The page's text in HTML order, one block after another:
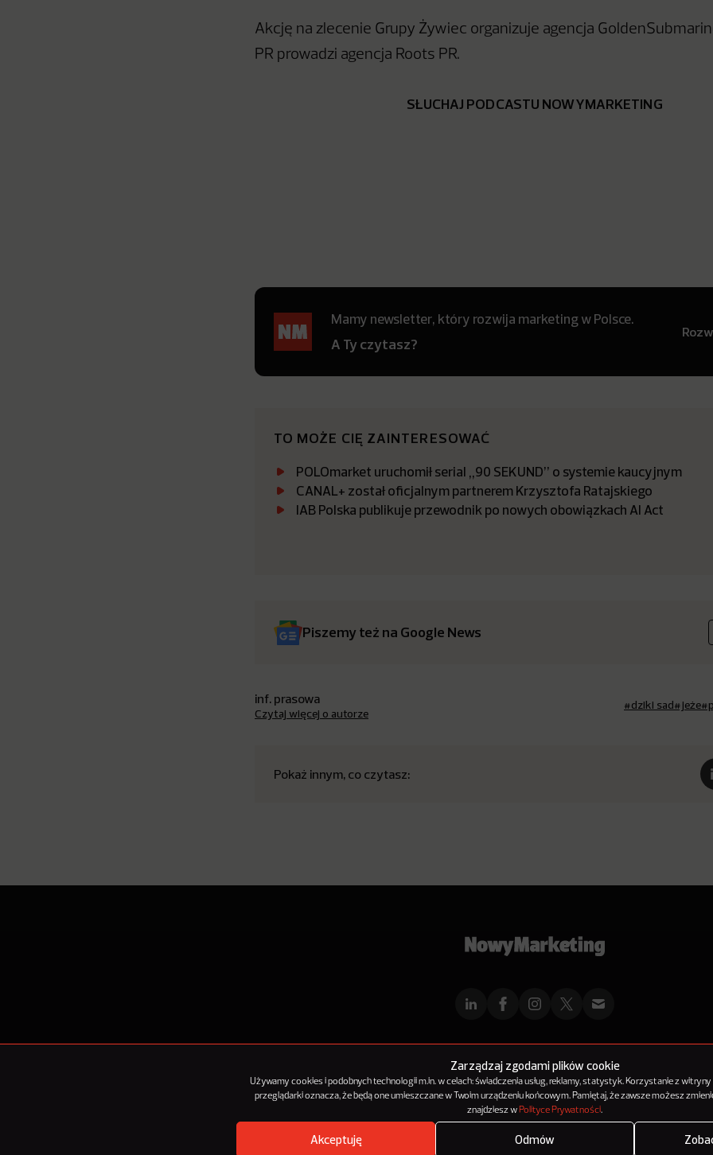
Zarządzaj zgodami plików cookie
Używamy cookies i podobnych technologii m.in. w celach: świadczenia usług, reklamy, statystyk. Korzystanie z witryny
przeglądarki oznacza, że będą one umieszczane w Twoim urządzeniu końcowym. Pamiętaj, że zawsze możesz
znajdziesz w Polityce Prywatności.
Akceptuję Odmów
Akcję na zlecenie Grupy Żywiec organizuje agencja
PR prowadzi agencja Roots PR.
SŁUCHAJ PODCASTU NOWYMARKETING
Mamy newsletter, który rozwija marketing w Polsce.
A Ty czytasz?
TO MOŻE CIĘ ZAINTERESOWAĆ
POLOmarket uruchomił serial „90 SEKUND” o systemie kaucyjnym
CANAL+ został oficjalnym partnerem Krzysztofa Ratajskiego
IAB Polska publikuje przewodnik po nowych obowiązkach AI Act
Piszemy też na Google News
inf. prasowa
Czytaj więcej o autorze
#dziki sad#jeże
Pokaż innym, co czytasz:
ReklamaKontaktPolityka PrywatnościKanał RSS
NowyMarketing jest marką 143Media Sp. z o.o.